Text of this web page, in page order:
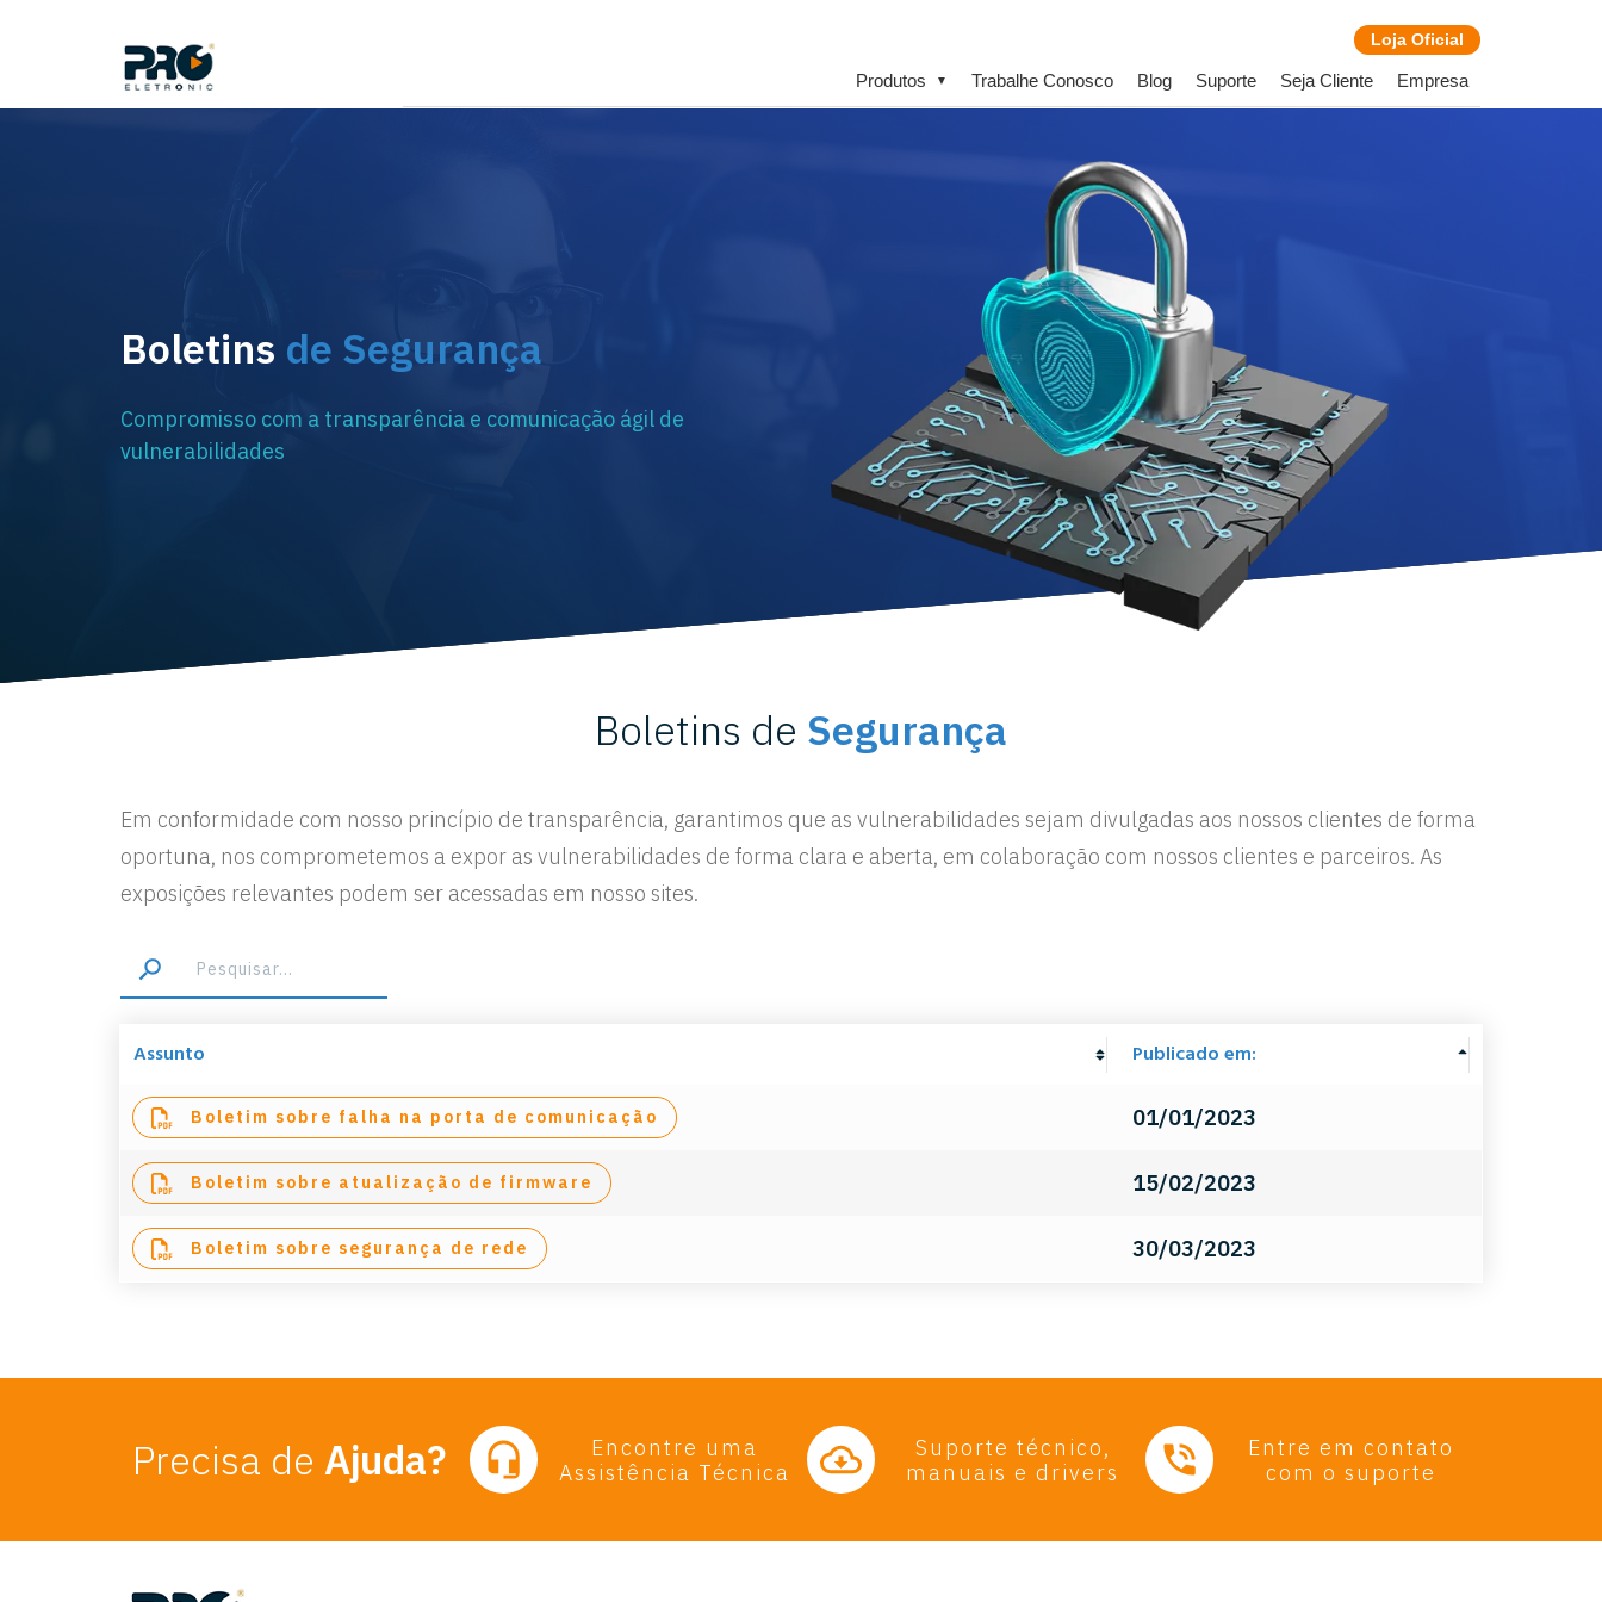
Loja Oficial
Produtos ▼ Trabalhe Conosco Blog Suporte Seja Cliente Empresa
Boletins de Segurança
Compromisso com a transparência e comunicação ágil de
vulnerabilidades
Boletins de Segurança
Em conformidade com nosso princípio de transparência, garantimos que as vulnerabilidades sejam divulgadas aos nossos clientes de forma
oportuna, nos comprometemos a expor as vulnerabilidades de forma clara e aberta, em colaboração com nossos clientes e parceiros. As
exposições relevantes podem ser acessadas em nosso sites.
Assunto Publicado em:
Boletim sobre falha na porta de comunicação 01/01/2023
Boletim sobre atualização de firmware 15/02/2023
Boletim sobre segurança de rede 30/03/2023
Precisa de Ajuda?
Encontre uma
Assistência Técnica
Suporte técnico,
manuais e drivers
Entre em contato
com o suporte